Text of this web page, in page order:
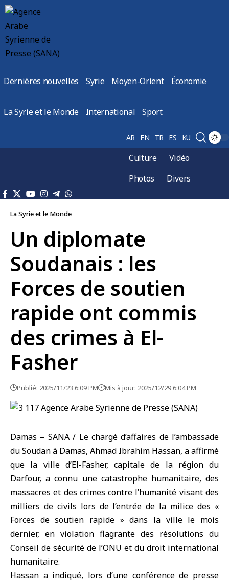
Dernières nouvelles Syrie Moyen-Orient Économie
La Syrie et le Monde International Sport
AR EN TR ES KU
Culture
Vidéo
Photos
Divers
La Syrie et le Monde
Un diplomate
Soudanais : les
Forces de soutien
rapide ont commis
des crimes à El-
Fasher
Publié: 2025/11/23 6:09 PM Mis à jour: 2025/12/29 6:04 PM
Damas – SANA / Le chargé d’affaires de l’ambassade
duSoudanà Damas, Ahmad Ibrahim Hassan, a affirmé
que la ville d’El-Fasher, capitale de la région du
Darfour, a connu une catastrophe humanitaire, des
massacres et des crimes contre l’humanité visant des
milliers de civils lors de l’entrée de la milice des «
Forces de soutien rapide » dans la ville le mois
dernier, en violation flagrante des résolutions du
Conseil de sécurité de l’ONU et du droit international
humanitaire.
Hassan a indiqué, lors d’une conférence de presse